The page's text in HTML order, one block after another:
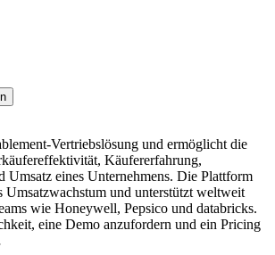
Vertriebslösung und ermöglicht die
Käufererfahrung,
Umsatz eines Unternehmens. Die Plattform
Umsatzwachstum und unterstützt weltweit
wie Honeywell, Pepsico und databricks.
eine Demo anzufordern und ein Pricing